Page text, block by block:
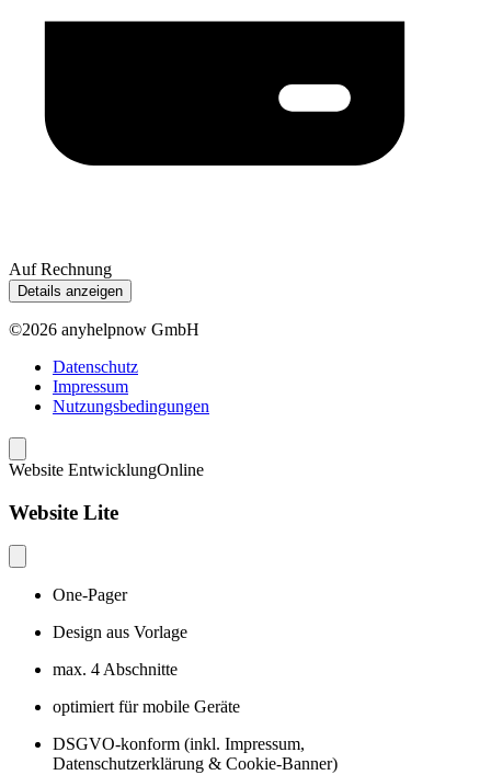
Auf Rechnung
Details anzeigen
©2026 anyhelpnow GmbH
Datenschutz
Impressum
Nutzungsbedingungen
Website EntwicklungOnline
Website Lite
One-Pager
Design aus Vorlage
max. 4 Abschnitte
optimiert für mobile Geräte
DSGVO-konform (inkl. Impressum,
Datenschutzerklärung & Cookie-Banner)